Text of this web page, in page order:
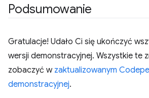
Podsumowanie
Gratulacje! Udało Ci się ukończyć
wersji demonstracyjnej. Wszystkie te
zobaczyć w zaktualizowanym
demonstracyjnej.